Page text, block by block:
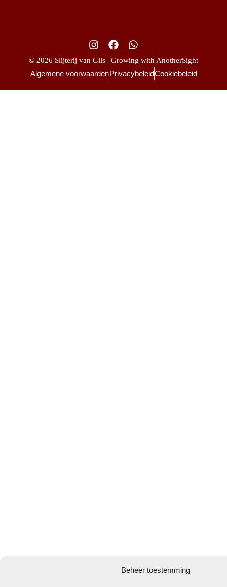
Beheer toestemming
© 2026 Slijterij van Gils | Growing with AnotherSight
Algemene voorwaardenPrivacybeleidCookiebeleid